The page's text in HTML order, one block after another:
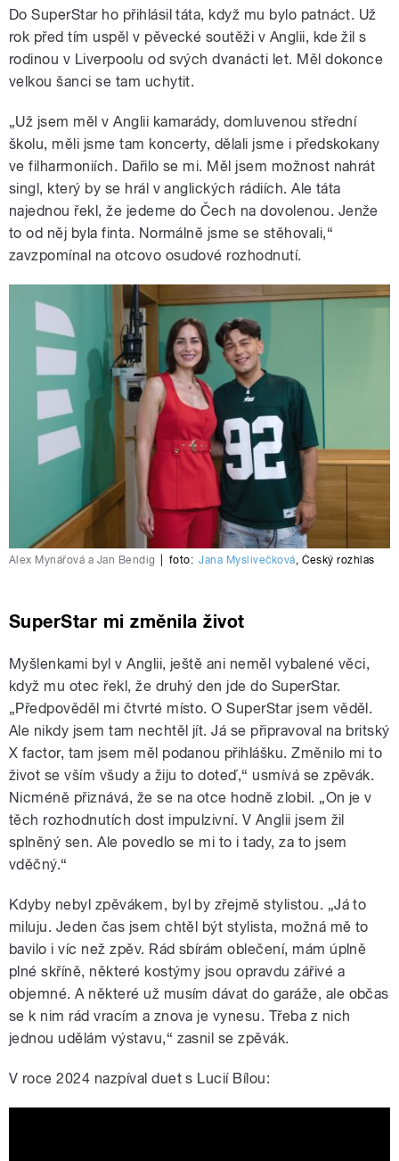
Do SuperStar ho přihlásil táta, když mu bylo patnáct. Už
rok před tím uspěl v pěvecké soutěži v Anglii, kde žil s
rodinou v Liverpoolu od svých dvanácti let. Měl dokonce
velkou šanci se tam uchytit.
„Už jsem měl v Anglii kamarády, domluvenou střední
školu, měli jsme tam koncerty, dělali jsme i předskokany
ve filharmoniích. Dařilo se mi. Měl jsem možnost nahrát
singl, který by se hrál v anglických rádiích. Ale táta
najednou řekl, že jedeme do Čech na dovolenou. Jenže
to od něj byla finta. Normálně jsme se stěhovali,“
zavzpomínal na otcovo osudové rozhodnutí.
Alex Mynářová a Jan Bendig foto: Jana Myslivečková, Český rozhlas
SuperStar mi změnila život
Myšlenkami byl v Anglii, ještě ani neměl vybalené věci,
když mu otec řekl, že druhý den jde do SuperStar.
„Předpověděl mi čtvrté místo. O SuperStar jsem věděl.
Ale nikdy jsem tam nechtěl jít. Já se připravoval na britský
X factor, tam jsem měl podanou přihlášku. Změnilo mi to
život se vším všudy a žiju to doteď,“ usmívá se zpěvák.
Nicméně přiznává, že se na otce hodně zlobil. „On je v
těch rozhodnutích dost impulzivní. V Anglii jsem žil
splněný sen. Ale povedlo se mi to i tady, za to jsem
vděčný.“
Kdyby nebyl zpěvákem, byl by zřejmě stylistou. „Já to
miluju. Jeden čas jsem chtěl být stylista, možná mě to
bavilo i víc než zpěv. Rád sbírám oblečení, mám úplně
plné skříně, některé kostýmy jsou opravdu zářivé a
objemné. A některé už musím dávat do garáže, ale občas
se k nim rád vracím a znova je vynesu. Třeba z nich
jednou udělám výstavu,“ zasnil se zpěvák.
V roce 2024 nazpíval duet s Lucií Bílou: